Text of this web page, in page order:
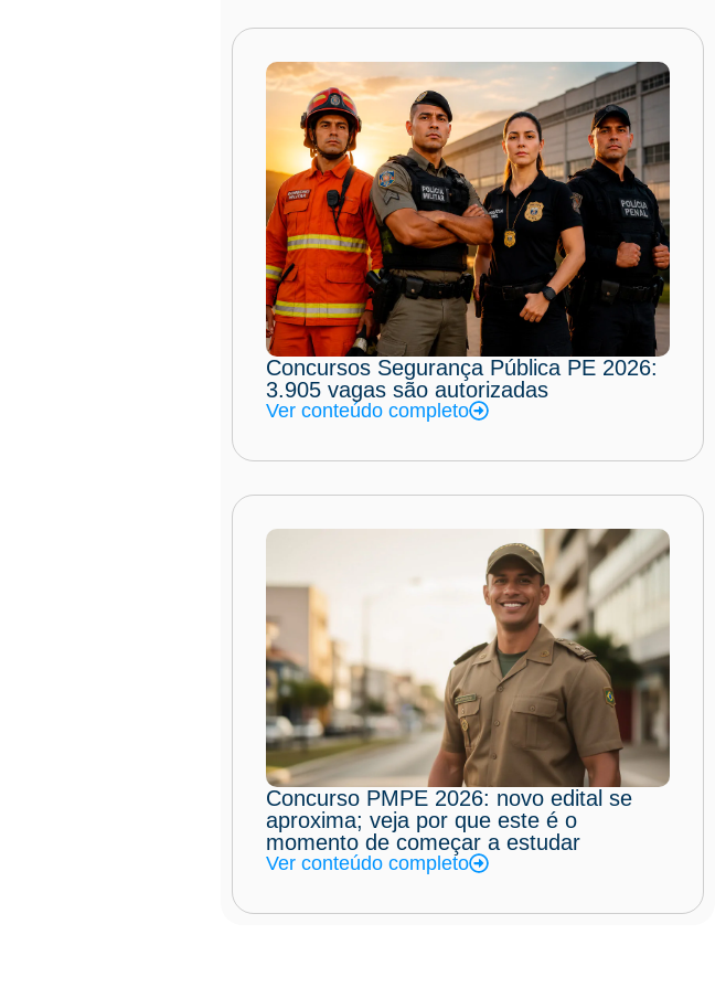
Concursos Segurança Pública PE 2026:
3.905 vagas são autorizadas
Ver conteúdo completo
Concurso PMPE 2026: novo edital se
aproxima; veja por que este é o
momento de começar a estudar
Ver conteúdo completo